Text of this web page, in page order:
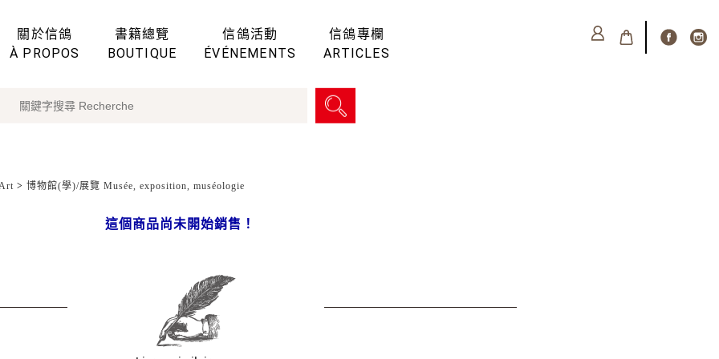
關於信鴿
À PROPOS
書籍總覽
BOUTIQUE
信鴿活動
ÉVÉNEMENTS
信鴿專欄
ARTICLES
> 博物館(學)/展覽 Musée, exposition, muséologie
這個商品尚未開始銷售！